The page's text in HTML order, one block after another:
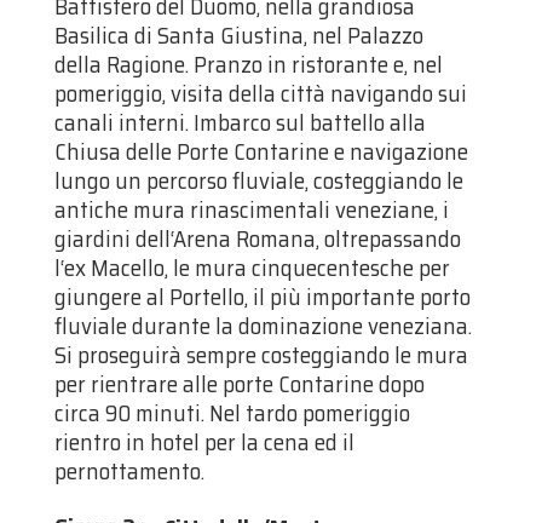
Basilica di Santa Giustina, nel Palazzo
della Ragione. Pranzo in ristorante e, nel
pomeriggio, visita della città navigando sui
canali interni. Imbarco sul battello alla
Chiusa delle Porte Contarine e navigazione
lungo un percorso fluviale, costeggiando le
antiche mura rinascimentali veneziane, i
giardini dell‘Arena Romana, oltrepassando
l‘ex Macello, le mura cinquecentesche per
giungere al Portello, il più importante porto
fluviale durante la dominazione veneziana.
Si proseguirà sempre costeggiando le mura
per rientrare alle porte Contarine dopo
circa 90 minuti. Nel tardo pomeriggio
rientro in hotel per la cena ed il
pernottamento.